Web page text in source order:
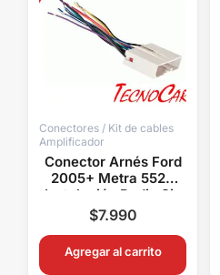
Conectores / Kit de cables
Amplificador
Conector Arnés Ford
2005+ Metra 5520
Instalación Radio Sin
Corte
$7.990
Agregar al carrito